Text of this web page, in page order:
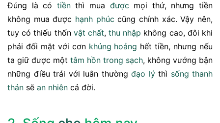
Đúng là có tiềnthì mua được mọi thứ, nhưng tiền
không mua được hạnh phúc cũng chính xác. Vậy nên,
tuy có thiếu thốn vật chất,thu nhập không cao, đôi khi
phải đối mặt với cơn khủng hoảng hết tiền, nhưng nếu
ta giữ được một tâm hồn trong sạch, không vướng bận
những điều trái với luân thường đạo lýthì sống thanh
thản sẽ an nhiên cả đời.